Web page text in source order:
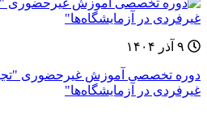
دوره‌ تخصصی آموزش غيرحضوری
غیرفردی در آزمایشگاه‌ها"